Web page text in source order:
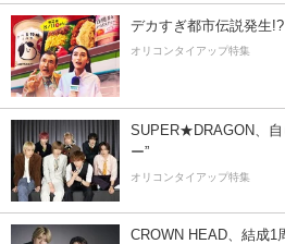
デカすぎ都市伝説発生
オリコンタイアップ特集
SUPER★DRAGON、自
ー”
オリコンタイアップ特集
CROWN HEAD、結成1